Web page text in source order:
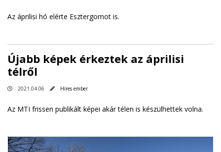
Az áprilisi hó elérte Esztergomot is.
Újabb képek érkeztek az áprilisi
télről
2021.04.06 Híres ember
Az MTI frissen publikált képei akár télen is készülhettek volna.